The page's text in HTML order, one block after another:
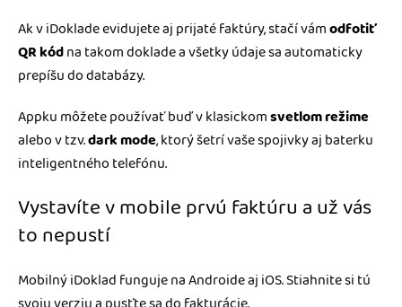
Ak v iDoklade evidujete aj prijaté faktúry, stačí vámodfotiť
QR kódna takom doklade a všetky údaje sa automaticky
prepíšu do databázy.
Appku môžete používať buď v klasickomsvetlom režime
alebo v tzv.dark mode, ktorý šetrí vaše spojivky aj baterku
inteligentného telefónu.
Vystavíte v mobile prvú faktúru a už vás
to nepustí
Mobilný iDoklad funguje na Androide aj iOS. Stiahnite si tú